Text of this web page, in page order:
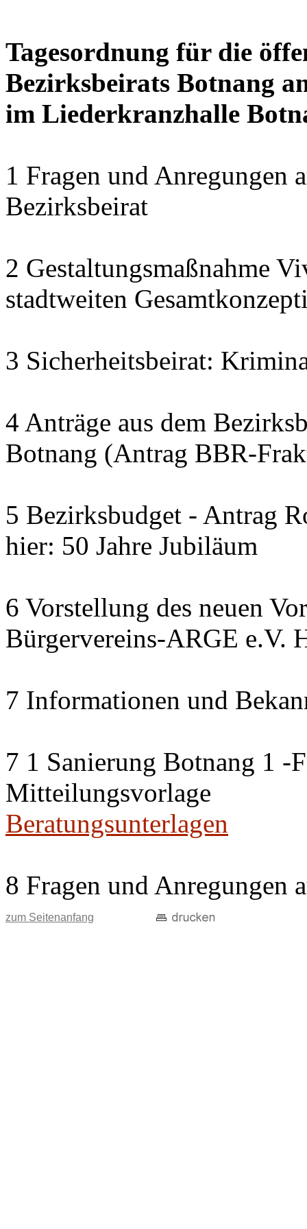
Tagesordnung für die
Bezirksbeirats Botnang
im Liederkranzhalle
1 Fragen und Anregungen
Bezirksbeirat
2 Gestaltungsmaßnahme
stadtweiten
3 Sicherheitsbeirat:
4 Anträge aus dem
Botnang (Antrag BBR-
5 Bezirksbudget - Antrag
hier: 50 Jahre Jubiläum
6 Vorstellung des neuen
Bürgervereins-ARGE e.V.
7 Informationen und
7 1 Sanierung Botnang 1 -
Mitteilungsvorlage
Beratungsunterlagen
8 Fragen und Anregungen
zum Seitenanfang